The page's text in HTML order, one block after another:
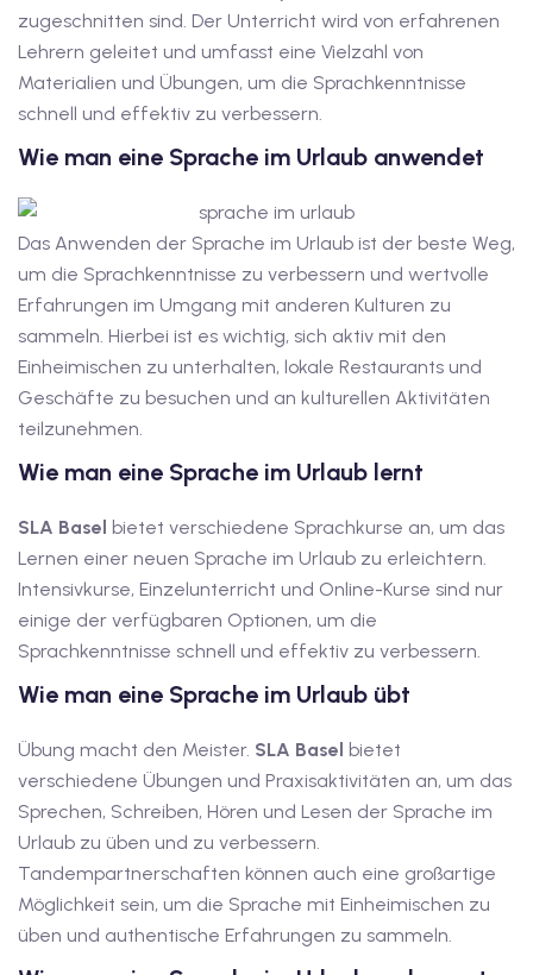
mit Gutschein
mit Gutschein
mit
B1
Deutschkurse mit
Deutschkurse mit
mit Gutschein
mit Gutschein B1
mit
B2
Deutschkurse mit
Deutschkurse mit
mit Gutschein
zugeschnitten sind. Der Unterricht wird von erfahrenen
Lehrern geleitet und umfasst eine Vielzahl von
Materialien und Übungen, um die Sprachkenntnisse
schnell und effektiv zu verbessern.
Wie man eine Sprache im Urlaub anwendet
Das Anwenden der Sprache im Urlaub ist der beste Weg,
um die Sprachkenntnisse zu verbessern und wertvolle
Erfahrungen im Umgang mit anderen Kulturen zu
sammeln. Hierbei ist es wichtig, sich aktiv mit den
Einheimischen zu unterhalten, lokale Restaurants und
Geschäfte zu besuchen und an kulturellen Aktivitäten
teilzunehmen.
Wie man eine Sprache im Urlaub lernt
SLA Basel bietet verschiedene Sprachkurse an, um das
Lernen einer neuen Sprache im Urlaub zu erleichtern.
Intensivkurse, Einzelunterricht und Online-Kurse sind nur
einige der verfügbaren Optionen, um die
Sprachkenntnisse schnell und effektiv zu verbessern.
Wie man eine Sprache im Urlaub übt
Übung macht den Meister. SLA Basel bietet
verschiedene Übungen und Praxisaktivitäten an, um das
Sprechen, Schreiben, Hören und Lesen der Sprache im
Urlaub zu üben und zu verbessern.
Tandempartnerschaften können auch eine großartige
Möglichkeit sein, um die Sprache mit Einheimischen zu
üben und authentische Erfahrungen zu sammeln.